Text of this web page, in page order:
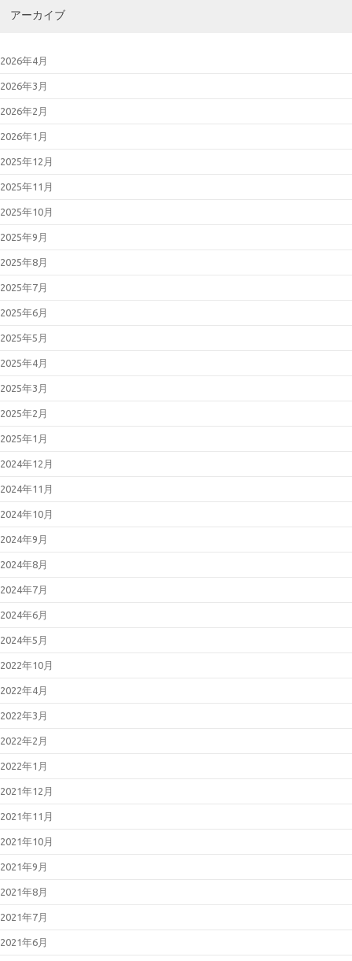
アーカイブ
2026年4月
2026年3月
2026年2月
2026年1月
2025年12月
2025年11月
2025年10月
2025年9月
2025年8月
2025年7月
2025年6月
2025年5月
2025年4月
2025年3月
2025年2月
2025年1月
2024年12月
2024年11月
2024年10月
2024年9月
2024年8月
2024年7月
2024年6月
2024年5月
2022年10月
2022年4月
2022年3月
2022年2月
2022年1月
2021年12月
2021年11月
2021年10月
2021年9月
2021年8月
2021年7月
2021年6月